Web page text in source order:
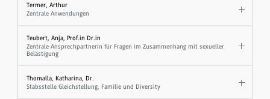
Termer, Arthur
Zentrale Anwendungen
Teubert, Anja, Prof.in Dr.in
Zentrale Ansprechpartnerin für Fragen im Zusammenhang mit sexueller
Belästigung
Thomalla, Katharina, Dr.
Stabsstelle Gleichstellung, Familie und Diversity